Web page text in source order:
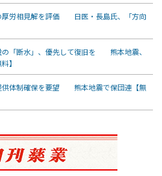
厚労相見解を評価 日医・長島氏、「方向
の「断水」、優先して復旧を 熊本地震、
】
供体制確保を要望 熊本地震で保団連【無